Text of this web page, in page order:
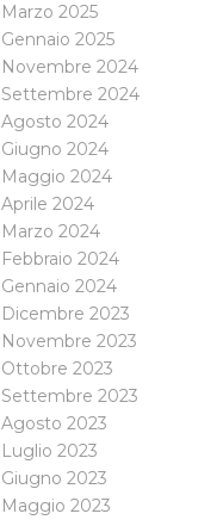
Marzo 2025
Gennaio 2025
Novembre 2024
Settembre 2024
Agosto 2024
Giugno 2024
Maggio 2024
Aprile 2024
Marzo 2024
Febbraio 2024
Gennaio 2024
Dicembre 2023
Novembre 2023
Ottobre 2023
Settembre 2023
Agosto 2023
Luglio 2023
Giugno 2023
Maggio 2023